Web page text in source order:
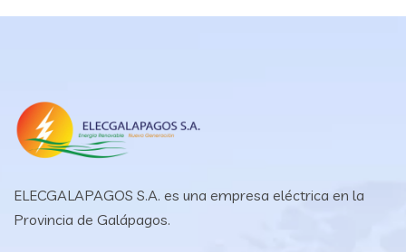
ELECGALAPAGOS S.A. es una empresa eléctrica en la
Provincia de Galápagos.